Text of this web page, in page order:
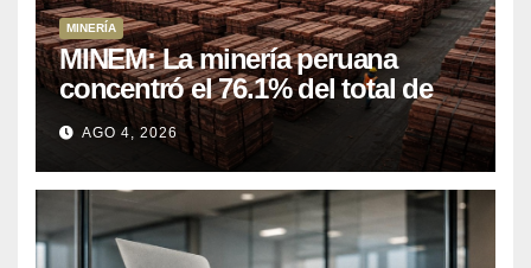
MINERÍA
MINEM: La minería peruana
concentró el 76.1% del total de
las exportaciones nacionales
entre enero y abril de 2026
AGO 4, 2026